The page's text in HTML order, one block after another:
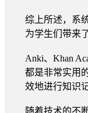
综上所述，系
为学生们带来
Anki、Khan
都是非常实用
效地进行知识
随着技术的不